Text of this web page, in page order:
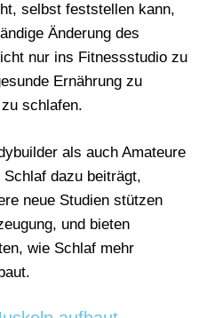
selbst feststellen kann,
Änderung des
nur ins Fitnessstudio zu
Ernährung zu
schlafen.
als auch Amateure
dazu beiträgt,
neue Studien stützen
und bieten
wie Schlaf mehr